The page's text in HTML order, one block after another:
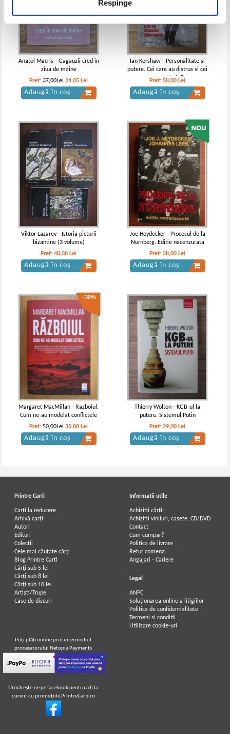
Respinge
Anatol Macris - Gagauzii cred in
ziua de maine
Pret:37,00Lei 24,05 Lei
Adaugă în coș
Ian Kershaw - Personalitate si
putere. Cei care au distrus si cei
care au construit Europa
moderna
Pret:58,00 Lei
Adaugă în coș
Viktor Lazarev - Istoria picturii
bizantine (3 volume)
Pret:48,00 Lei
Adaugă în coș
Joe Heydecker - Procesul de la
Nurnberg. Editie necenzurata
Pret:28,00 Lei
Adaugă în coș
-30%
Margaret MacMillan - Razboiul.
Cum ne-au modelat conflictele
Pret:50,00Lei 35,00 Lei
Adaugă în coș
Thierry Wolton - KGB-ul la
putere. Sistemul Putin
Pret:29,00 Lei
Adaugă în coș
Printre Carti
Carți la reducere
Arhivă carți
Autori
Edituri
Colecții
Cele mai căutate cărți
Blog Printre Carti
Cărţi sub 5 lei
Cărţi sub 8 lei
Cărţi sub 10 lei
Artiști/Trupe
Case de discuri
Informatii utile
Achizitii cărți
Achizitii viniluri, casete, CD/DVD
Contact
Cum cumpar?
Politica de livrare
Retur comenzi
Angajari - Cariere
Legal
ANPC
Soluționarea online a litigiilor
Politica de confidentialitate
Termeni si conditii
Utilizare cookie-uri
Poţi plăti online prin intermediul
procesatorului Netopia Payments
Urmăreşte-ne pe facebook pentru a fi la
curent cu promoţiile PrintreCarti.ro